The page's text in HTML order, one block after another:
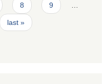
8 9
last »